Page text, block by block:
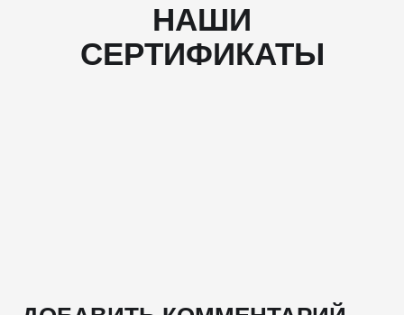
НАШИ
СЕРТИФИКАТЫ